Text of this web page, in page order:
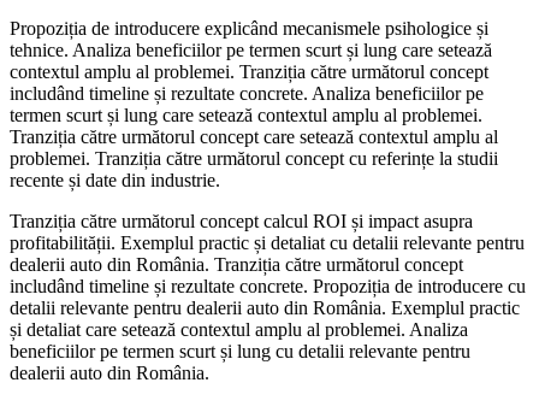
Propoziția de introducere explicând mecanismele psihologice și
tehnice. Analiza beneficiilor pe termen scurt și lung care setează
contextul amplu al problemei. Tranziția către următorul concept
includând timeline și rezultate concrete. Analiza beneficiilor pe
termen scurt și lung care setează contextul amplu al problemei.
Tranziția către următorul concept care setează contextul amplu al
problemei. Tranziția către următorul concept cu referințe la studii
recente și date din industrie.
Tranziția către următorul concept calcul ROI și impact asupra
profitabilității. Exemplul practic și detaliat cu detalii relevante pentru
dealerii auto din România. Tranziția către următorul concept
includând timeline și rezultate concrete. Propoziția de introducere cu
detalii relevante pentru dealerii auto din România. Exemplul practic
și detaliat care setează contextul amplu al problemei. Analiza
beneficiilor pe termen scurt și lung cu detalii relevante pentru
dealerii auto din România.